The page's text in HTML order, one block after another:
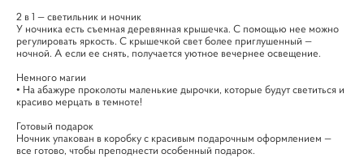
2 в 1 — светильник и ночник
У ночника есть съемная деревянная крышечка. С помощью нее можно
регулировать яркость. С крышечкой свет более приглушенный —
ночной. А если ее снять, получается уютное вечернее освещение.
Немного магии
• На абажуре проколоты маленькие дырочки, которые будут светиться и
красиво мерцать в темноте!
Готовый подарок
Ночник упакован в коробку с красивым подарочным оформлением —
все готово, чтобы преподнести особенный подарок.